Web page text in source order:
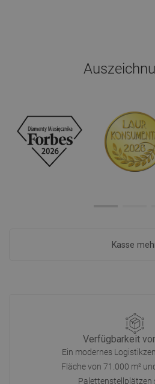
Kasse
Verfügbarkeit
Ein modernes
Fläche von 71.000 m²
Palettenstellplätzen